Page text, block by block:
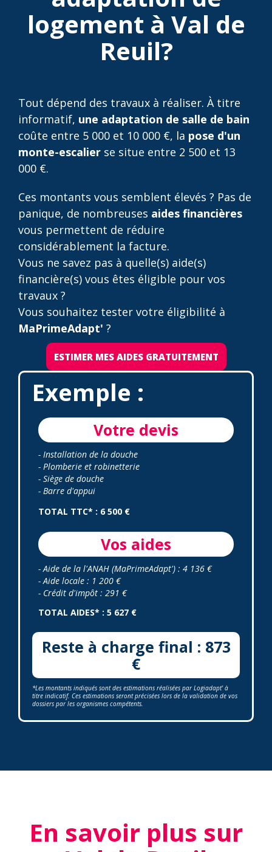
logement à Val de
Reuil?
Tout dépend des travaux à réaliser. À titre
informatif, une adaptation de salle de bain
coûte entre 5 000 et 10 000 €, la pose d'un
monte-escalier se situe entre 2 500 et 13
000 €.
Ces montants vous semblent élevés ? Pas de
panique, de nombreuses aides financières
vous permettent de réduire
considérablement la facture.
Vous ne savez pas à quelle(s) aide(s)
financière(s) vous êtes éligible pour vos
travaux ?
Vous souhaitez tester votre éligibilité à
MaPrimeAdapt' ?
ESTIMER MES AIDES GRATUITEMENT
Exemple :
Votre devis
- Installation de la douche
- Plomberie et robinetterie
- Siège de douche
- Barre d'appui
TOTAL TTC* : 6 500 €
Vos aides
- Aide de la l'ANAH (MaPrimeAdapt') : 4 136 €
- Aide locale : 1 200 €
- Crédit d'impôt : 291 €
TOTAL AIDES* : 5 627 €
Reste à charge final : 873
€
*Les montants indiqués sont des estimations réalisées par Logiadapt' à
titre indicatif. Ces estimations seront précisées lors de la validation de vos
dossiers par les organismes compétents.
En savoir plus sur